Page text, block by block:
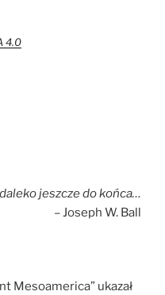
4.0
jeszcze do końca…
– Joseph W. Ball
Mesoamerica” ukazał